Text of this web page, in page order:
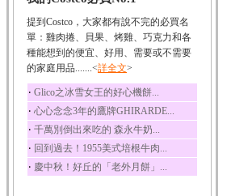
荔枝
荔枝性質溫和所含的營
養素有醣類、檸檬酸...
五味子
五味子性質溫熱所含營
養成分有揮發油、檸...
草魚
草魚含有維生素A、維生
素C、及豐富的蛋白...
提到Costco，大家都有說不完的必買名
單：雞肉捲、貝果、烤雞、巧克力和各
種能想到的便宜、好用、需要或不需要
的家庭用品.......<詳全文>
‧ Glico之冰雪女王的好心機餅...
‧ 心心念念3年的鷹牌GHIRARDE...
‧ 千萬別倒出來吃的 森永牛奶...
‧ 回到過去！1955美式培根牛肉...
‧ 慶中秋！好丘的「老外月餅」...